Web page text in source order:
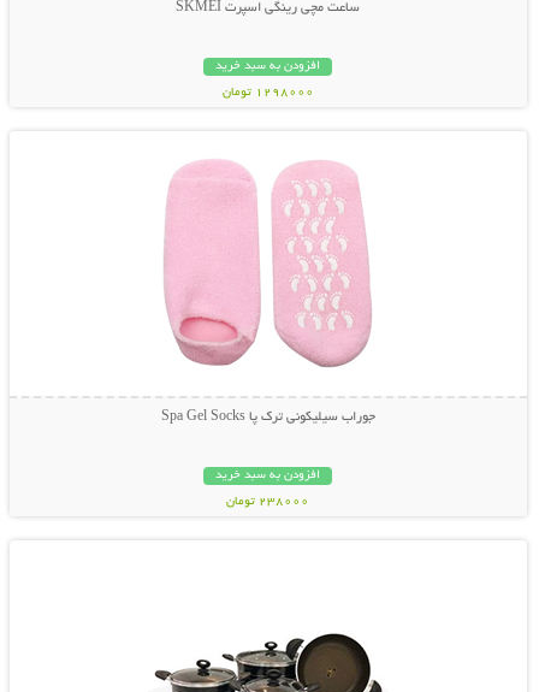
ساعت مچی رینگی اسپرت SKMEI
افزودن به سبد خرید
1298000 تومان
جوراب سیلیکونی ترک پا Spa Gel Socks
افزودن به سبد خرید
238000 تومان